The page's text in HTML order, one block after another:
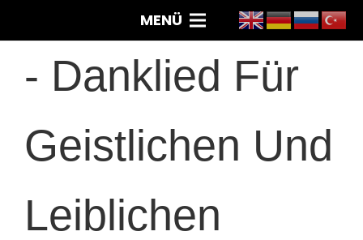
MENÜ
- Danklied Für
Geistlichen Und
Leiblichen